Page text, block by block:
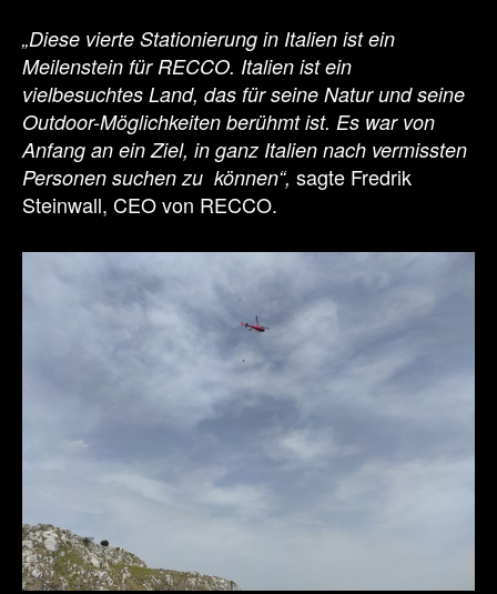
„Diese vierte Stationierung in Italien ist ein
Meilenstein für RECCO. Italien ist ein
vielbesuchtes Land, das für seine Natur und seine
Outdoor-Möglichkeiten berühmt ist. Es war von
Anfang an ein Ziel, in ganz Italien nach vermissten
Personen suchen zu können“, sagte Fredrik
Steinwall, CEO von RECCO.